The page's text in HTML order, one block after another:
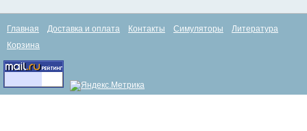
Главная Доставка и оплата Контакты Симуляторы
Литература
Корзина